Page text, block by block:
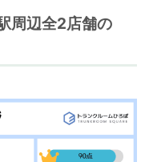
周辺全2店舗の